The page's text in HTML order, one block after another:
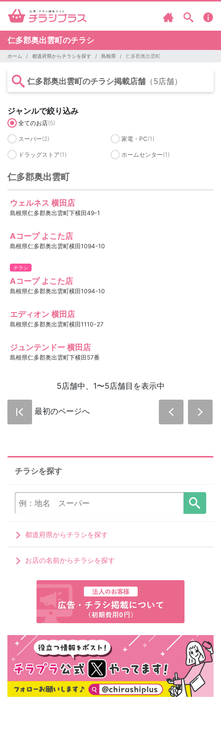
仁多郡奥出雲町のチラシ
ホーム 都道府県からチラシを探す 島根県 仁多郡奥出雲町
仁多郡奥出雲町のチラシ掲載店舗 （5店舗）
ジャンルで絞り込み
全てのお店(5)
スーパー(2) 家電・PC(1)
ドラッグストア(1) ホームセンター(1)
仁多郡奥出雲町
ウェルネス 横田店
島根県仁多郡奥出雲町下横田49-1
Aコープ よこた店
島根県仁多郡奥出雲町横田1094-10
チラシ
Aコープ よこた店
島根県仁多郡奥出雲町横田1094-10
エディオン 横田店
島根県仁多郡奥出雲町横田1110-27
ジュンテンドー 横田店
島根県仁多郡奥出雲町下横田57番
5店舗中、1〜5店舗目を表示中
最初のページへ
チラシを探す
都道府県からチラシを探す
お店の名前からチラシを探す